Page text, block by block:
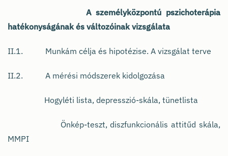
A személyközpontú pszichoterápia
hatékonyságának és változóinak vizsgálata
II.1. Munkám célja és hipotézise. A vizsgálat terve
II.2. A mérési módszerek kidolgozása
Hogyléti lista, depresszió-skála, tünetlista
Önkép-teszt, diszfunkcionális attitűd skála,
MMPI